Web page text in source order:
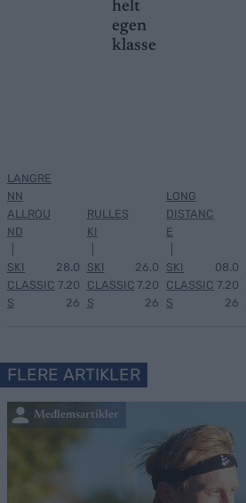
LANGRE
NN
ALLROU
ND
SKI
CLASSIC
S
28.0
7.20
26
helt
egen
klasse
RULLES
KI
SKI
CLASSIC
S
26.0
7.20
26
LONG
DISTANC
E
SKI
CLASSIC
S
08.0
7.20
26
FLERE ARTIKLER
Medlemsartikler